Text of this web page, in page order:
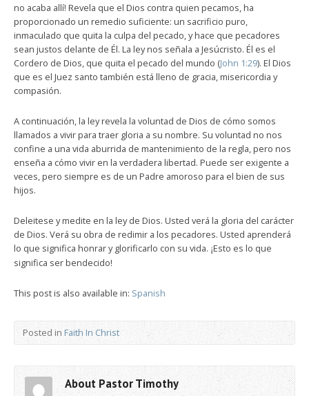
no acaba allí! Revela que el Dios contra quien pecamos, ha
proporcionado un remedio suficiente: un sacrificio puro,
inmaculado que quita la culpa del pecado, y hace que pecadores
sean justos delante de Él. La ley nos señala a Jesúcristo. Él es el
Cordero de Dios, que quita el pecado del mundo (John 1:29). El Dios
que es el Juez santo también está lleno de gracia, misericordia y
compasión.
A continuación, la ley revela la voluntad de Dios de cómo somos
llamados a vivir para traer gloria a su nombre. Su voluntad no nos
confine a una vida aburrida de mantenimiento de la regla, pero nos
enseña a cómo vivir en la verdadera libertad. Puede ser exigente a
veces, pero siempre es de un Padre amoroso para el bien de sus
hijos.
Deleitese y medite en la ley de Dios. Usted verá la gloria del carácter
de Dios. Verá su obra de redimir a los pecadores. Usted aprenderá
lo que significa honrar y glorificarlo con su vida. ¡Esto es lo que
significa ser bendecido!
This post is also available in: Spanish
Posted in Faith In Christ
About Pastor Timothy